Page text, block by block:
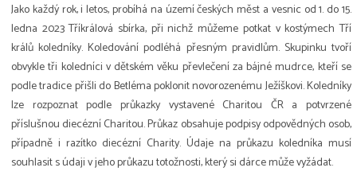
Jako každý rok, i letos, probíhá na území českých měst a vesnic od 1. do 15.
ledna 2023 Tříkrálová sbírka, při nichž můžeme potkat v kostýmech Tří
králů koledníky. Koledování podléhá přesným pravidlům. Skupinku tvoří
obvykle tři koledníci v dětském věku převlečení za bájné mudrce, kteří se
podle tradice přišli do Betléma poklonit novorozenému Ježíškovi. Koledníky
lze rozpoznat podle průkazky vystavené Charitou ČR a potvrzené
příslušnou diecézní Charitou. Průkaz obsahuje podpisy odpovědných osob,
případně i razítko diecézní Charity. Údaje na průkazu koledníka musí
souhlasit s údaji v jeho průkazu totožnosti, který si dárce může vyžádat.